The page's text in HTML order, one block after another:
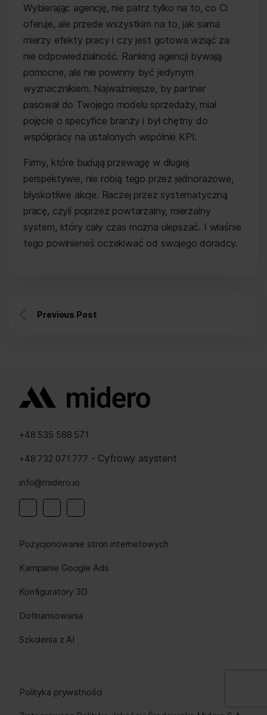
Wybierając agencję, nie patrz tylko na to, co Ci
oferuje, ale przede wszystkim na to, jak sama
mierzy efekty pracy i czy jest gotowa wziąć za
nie odpowiedzialność. Ranking agencji bywają
pomocne, ale nie powinny być jedynym
wyznacznikiem. Najważniejsze, by partner
pasował do Twojego modelu sprzedaży, miał
pojęcie o specyfice branży i był chętny do
współpracy na ustalonych wspólnie KPI.
Firmy, które budują przewagę w długiej
perspektywie, nie robią tego przez jednorazowe,
błyskotliwe akcje. Raczej przez systematyczną
pracę, czyli poprzez powtarzalny, mierzalny
system, który cały czas można ulepszać. I właśnie
tego powinieneś oczekiwać od swojego doradcy.
Previous Post
+48 535 588 571
+48 732 071 777 - Cyfrowy asystent
info@midero.io
Pozycjonowanie stron internetowych
Kampanie Google Ads
Konfiguratory 3D
Dofinansowania
Szkolenia z AI
Polityka prywatności